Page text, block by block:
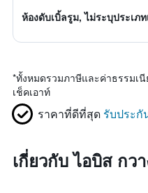
ห้องดับเบิ้ลรูม, ไม่ระบุประเภท
*ทั้งหมดรวมภาษีและค่าธรรมเ
เช็คเอาท์
ราคาที่ดีที่สุด รับประกั
เกี่ยวกับ ไอบิส กว